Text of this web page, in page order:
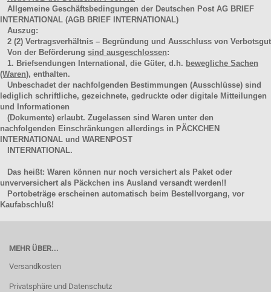
Allgemeine Geschäftsbedingungen der Deutschen Post AG BRIEF
INTERNATIONAL (AGB BRIEF INTERNATIONAL)
Auszug:
2 (2) Vertragsverhältnis – Begründung und Ausschluss von Verbotsgut
Von der Beförderung sind ausgeschlossen:
1. Briefsendungen International, die Güter, d.h. bewegliche Sachen
(Waren), enthalten.
Unbeschadet der nachfolgenden Bestimmungen (Ausschlüsse) sind
lediglich schriftliche, gezeichnete, gedruckte oder digitale Mitteilungen
und Informationen
(Dokumente) erlaubt. Zugelassen sind Waren unter den
nachfolgenden Einschränkungen allerdings in PÄCKCHEN
INTERNATIONAL und WARENPOST
INTERNATIONAL.
Das heißt: Waren können nur noch versichert als Paket oder
unverversichert als Päckchen ins Ausland versandt werden!!
Portobeträge erscheinen automatisch beim Bestellvorgang, vor
Kaufabschluß!
MEHR ÜBER...
Versandkosten
Privatsphäre und Datenschutz